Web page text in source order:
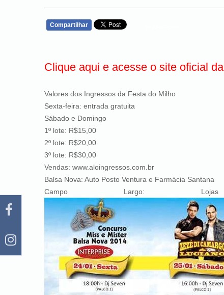
Compartilhar
Clique aqui e acesse o site oficial
Valores dos Ingressos da Festa do Milho
Sexta-feira: entrada gratuita
Sábado e Domingo
1º lote: R$15,00
2º lote: R$20,00
3º lote: R$30,00
Vendas: www.aloingressos.com.br
Balsa Nova: Auto Posto Ventura e Farmácia Santana
Campo Largo: